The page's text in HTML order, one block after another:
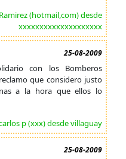
(hotmail,com) desde
xxxxxxxxxxxxxxxxxxxx
25-08-2009
con los Bomberos
que considero justo
a la hora que ellos lo
p (xxx) desde villaguay
25-08-2009